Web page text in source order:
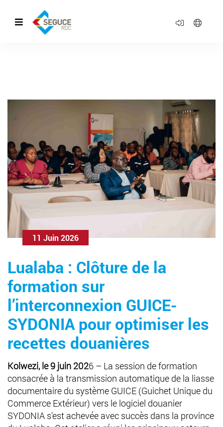
11 Juin 2026
Lualaba : Clôture de la
formation sur
l’interconnexion GUICE-
SYDONIA pour optimiser les
recettes douanières
Kolwezi, le 9 juin 2026 – La session de formation
consacrée à la transmission automatique de la liasse
documentaire du système GUICE (Guichet Unique du
Commerce Extérieur) vers le logiciel douanier
SYDONIA s’est achevée avec succès dans la province